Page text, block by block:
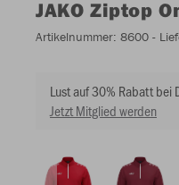
JAKO Ziptop
Artikelnummer: 8600 -
Lust auf 30% Rabatt bei
Jetzt Mitglied werden